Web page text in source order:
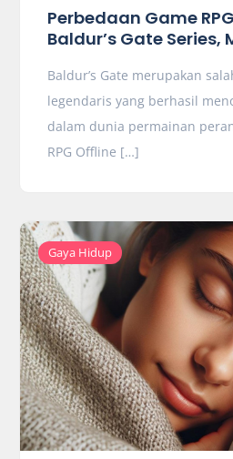
Perbedaan Game
Baldur’s Gate Series,
Baldur’s Gate merupakan
legendaris yang berhasil
dalam dunia permainan
RPG Offline […]
Gaya Hidup